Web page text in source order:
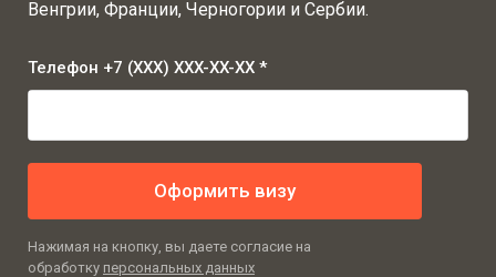
Венгрии, Франции, Черногории и Сербии.
Телефон +7 (XXX) XXX-XX-XX *
Оформить визу
Нажимая на кнопку, вы даете согласие на
обработку персональных данных